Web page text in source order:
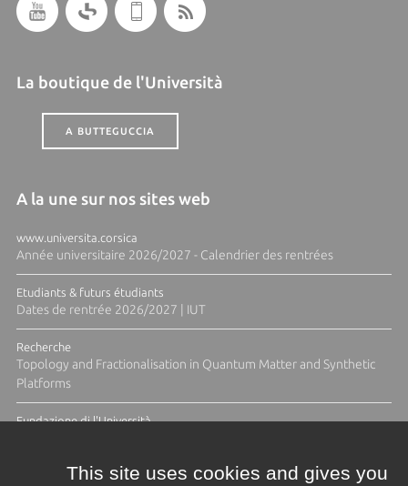
La boutique de l'Università
A BUTTEGUCCIA
A la une sur nos sites web
www.universita.corsica
Année universitaire 2026/2027 - Calendrier des rentrées
Etudiants & futurs étudiants
Dates de rentrée 2026/2027 | IUT
Recherche
Topology and Fractionalisation in Quantum Matter and Synthetic
Platforms
Fundazione di l'Università
This site uses cookies and gives you